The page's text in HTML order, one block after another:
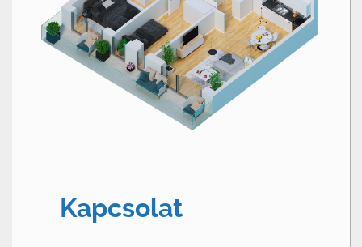
Kapcsolat